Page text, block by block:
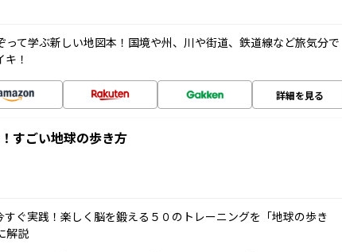
って学ぶ新しい地図本！国境や州、川や街道、鉄道線など旅気分で
！
詳細を見る
すごい地球の歩き方
ぐ実践！楽しく脳を鍛える５０のトレーニングを「地球の歩き
解説